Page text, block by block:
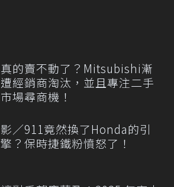
真的賣不動了？Mitsubishi漸
遭經銷商淘汰，並且專注二手
市場尋商機！
影／911竟然換了Honda的引
擎？保時捷鐵粉憤怒了！